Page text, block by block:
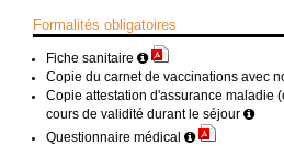
Formalités obligatoires
Fiche sanitaire
Copie du carnet de vaccinations avec
Copie attestation d'assurance maladie
cours de validité durant le séjour
Questionnaire médical